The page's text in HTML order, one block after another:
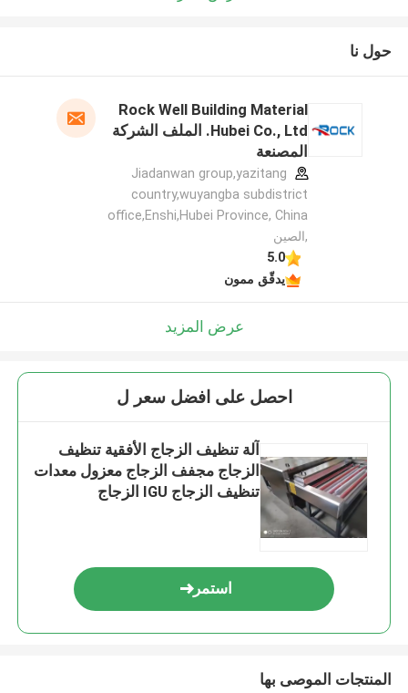
حول نا
Rock Well Building Material
Hubei Co., Ltd. الملف الشركة
المصنعة
Jiadanwan group,yazitang
country,wuyangba subdistrict
office,Enshi,Hubei Province, China
,الصين
5.0
يدقّق ممون
عرض المزيد
احصل على افضل سعر ل
آلة تنظيف الزجاج الأفقية تنظيف
الزجاج مجفف الزجاج معزول معدات
تنظيف الزجاج IGU الزجاج
استمر
المنتجات الموصى بها